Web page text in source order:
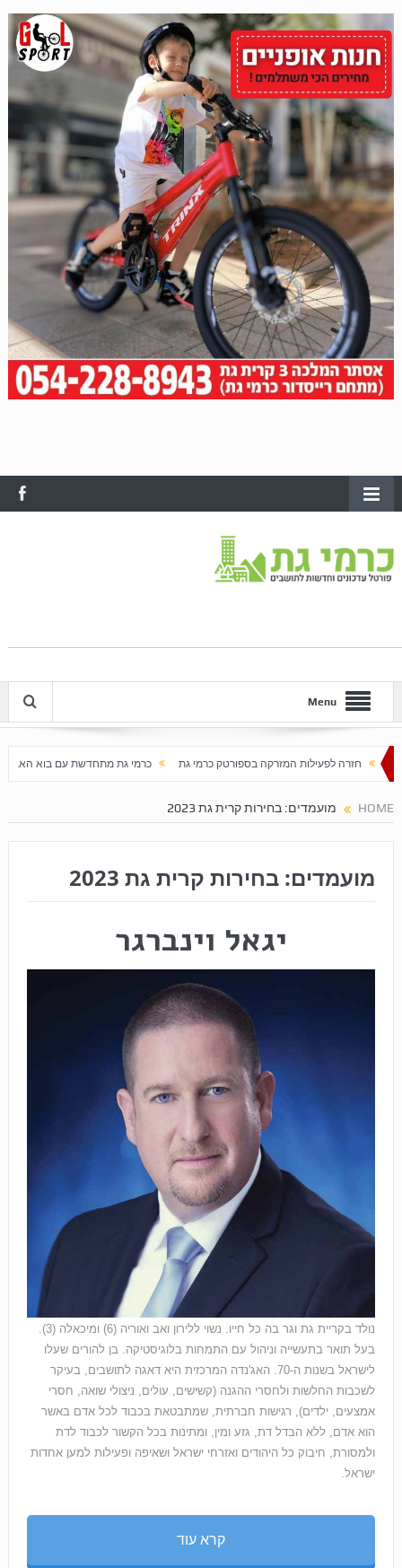
Menu
המזרקה בספורטק כרמי גת כרמי גת מתחדשת עם בוא האביב עלייה חדה במחירי
HOME מועמדים: בחירות קרית גת 2023
מועמדים: בחירות קרית גת 2023
יגאל וינברגר
נולד בקריית גת וגר בה כל חייו. נשוי ללירון ואב ואוריה (6) ומיכאלה (3).
בעל תואר בתעשייה וניהול עם התמחות בלוגיסטיקה. בן להורים שעלו
לישראל בשנות ה-70. האג'נדה המרכזית היא דאגה לתושבים, בעיקר
לשכבות החלשות ולחסרי ההגנה (קשישים, עולים, ניצולי שואה, חסרי
אמצעים, ילדים), רגישות חברתית, שמתבטאת בכבוד לכל אדם באשר
הוא אדם, ללא הבדל דת, גזע ומין, ומתינות בכל הקשור לכבוד לדת
ולמסורת, חיבוק כל היהודים ואזרחי ישראל ושאיפה ופעילות למען אחדות
ישראל.
קרא עוד